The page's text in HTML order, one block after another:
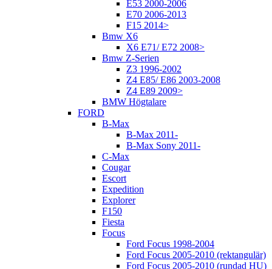
E53 2000-2006
E70 2006-2013
F15 2014>
Bmw X6
X6 E71/ E72 2008>
Bmw Z-Serien
Z3 1996-2002
Z4 E85/ E86 2003-2008
Z4 E89 2009>
BMW Högtalare
FORD
B-Max
B-Max 2011-
B-Max Sony 2011-
C-Max
Cougar
Escort
Expedition
Explorer
F150
Fiesta
Focus
Ford Focus 1998-2004
Ford Focus 2005-2010 (rektangulär)
Ford Focus 2005-2010 (rundad HU)